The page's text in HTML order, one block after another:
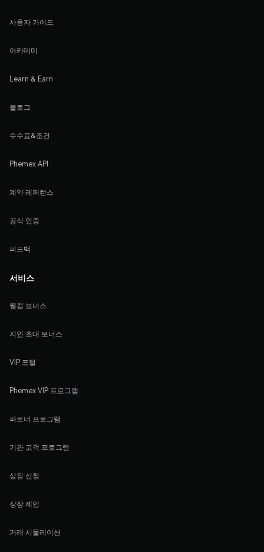
사용자 가이드
아카데미
Learn & Earn
블로그
수수료&조건
Phemex API
계약 레퍼런스
공식 인증
피드백
서비스
웰컴 보너스
지인 초대 보너스
VIP 포털
Phemex VIP 프로그램
파트너 프로그램
기관 고객 프로그램
상장 신청
상장 제안
거래 시물레이션